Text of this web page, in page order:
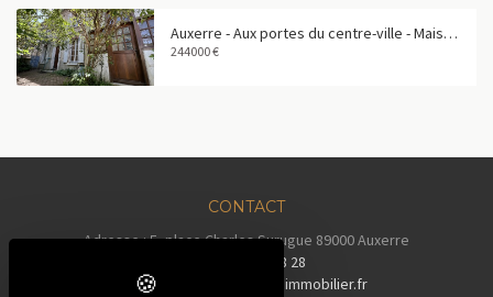
Auxerre - Aux portes du centre-ville - Maison familiale de 158 m²
244000 €
CONTACT
Adresse : 5, place Charles Surugue 89000 Auxerre
03 86 72 28 28
Email :
contact@auxerreimmobilier.fr